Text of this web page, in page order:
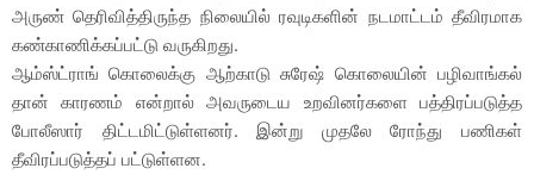
அருண் தெரிவித்திருந்த நிலையில் ரவுடிகளின் நடமாட்டம் தீவிரமாக
கண்காணிக்கப்பட்டு வருகிறது.
ஆம்ஸ்ட்ராங் கொலைக்கு ஆற்காடு சுரேஷ் கொலையின் பழிவாங்கல்
தான் காரணம் என்றால் அவருடைய உறவினர்களை பத்திரப்படுத்த
போலீஸார் திட்டமிட்டுள்ளனர். இன்று முதலே ரோந்து பணிகள்
தீவிரப்படுத்தப் பட்டுள்ளன.